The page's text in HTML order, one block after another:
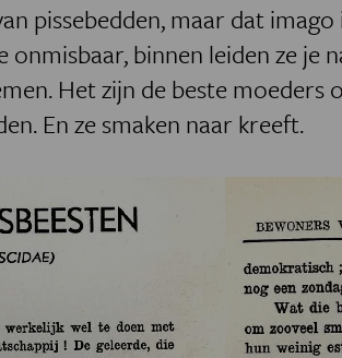
pissebedden, maar dat imago
onmisbaar, binnen leiden ze je
Het zijn de beste moeders
En ze smaken naar kreeft.